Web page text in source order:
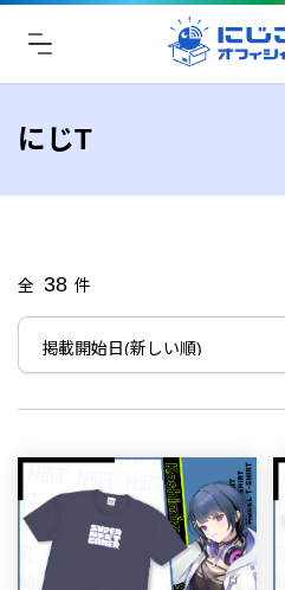
にじT
全 38 件